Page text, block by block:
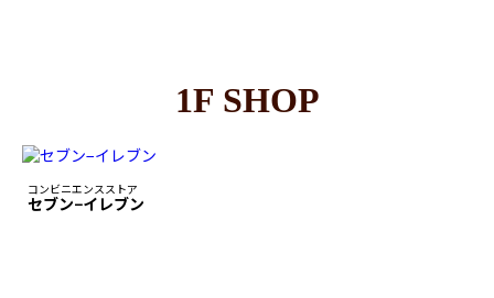
1F SHOP
コンビニエンスストア
セブン−イレブン